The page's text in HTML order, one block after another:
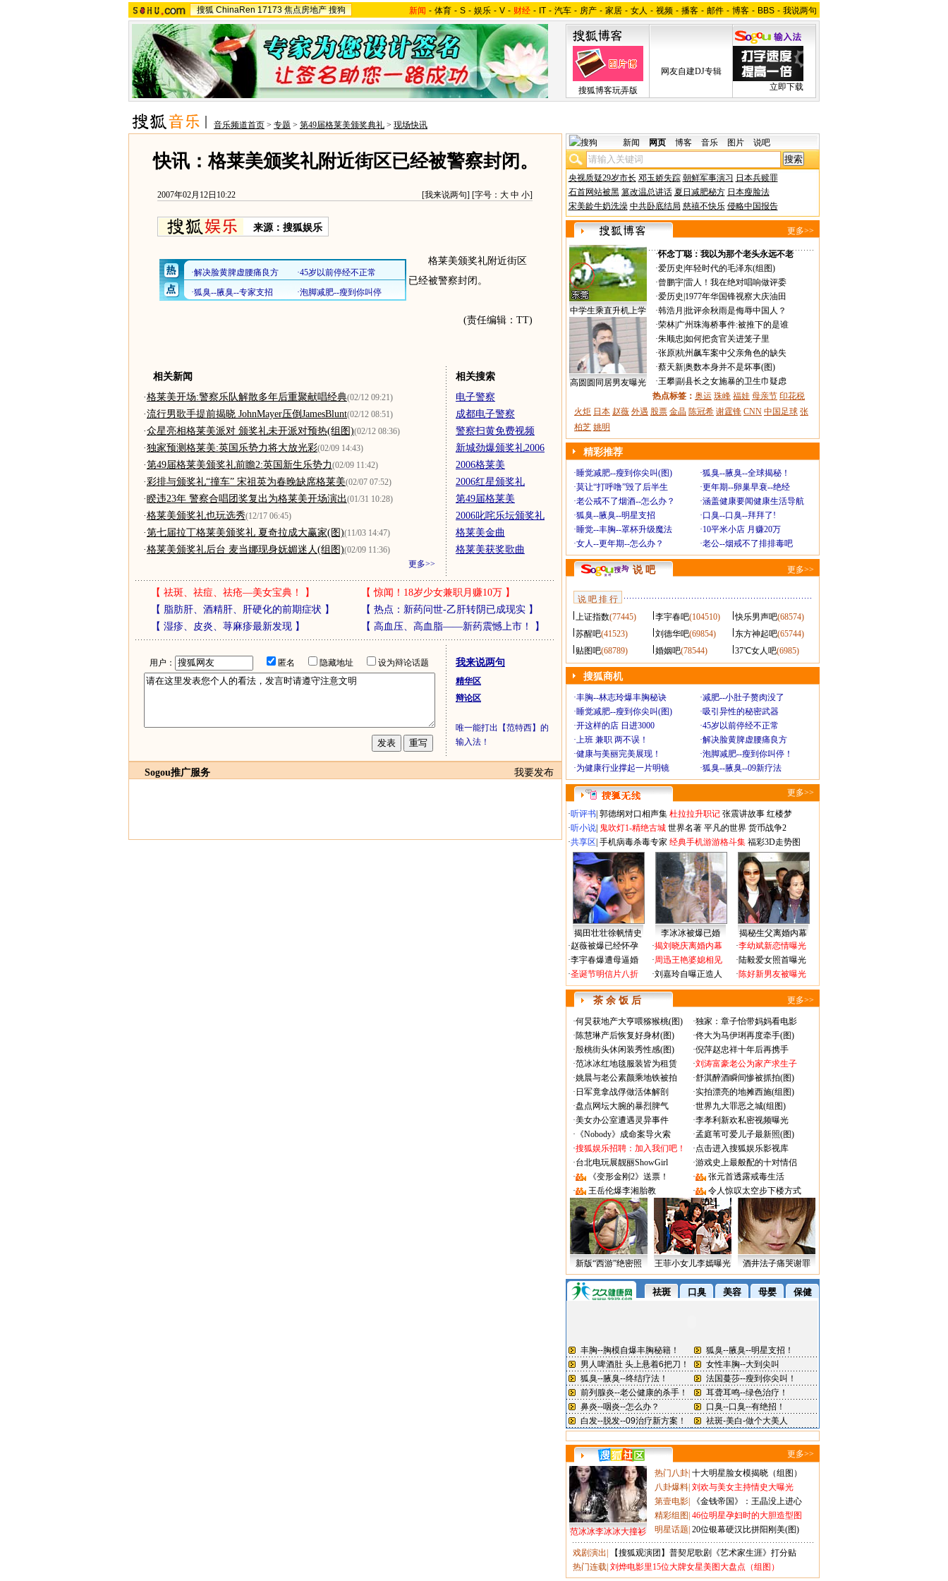
搜狐 ChinaRen 17173 焦点房地产 搜狗 新闻 - 体育 - S - 娱乐 - V - 财经 - IT - 汽车 - 房产 - 家居 - 女人 - 视频 - 播客 - 邮件 - 博客 - BBS - 我说两句
搜狐博客玩弄版
网友自建DJ专辑
立即下载
音乐频道首页 > 专题 > 第49届格莱美颁奖典礼 > 现场快讯
快讯：格莱美颁奖礼附近街区已经被警察封闭。
2007年02月12日10:22 [我来说两句] [字号： 大 中 小]
来源：搜狐娱乐
格莱美颁奖礼附近街区
已经被警察封闭。
(责任编辑：TT)
相关新闻
·格莱美开场:警察乐队解散多年后重聚献唱经典(02/12 09:21)
·流行男歌手提前揭晓 JohnMayer压倒JamesBlunt(02/12 08:51)
·众星亮相格莱美派对 颁奖礼未开派对预热(组图)(02/12 08:36)
·独家预测格莱美:英国乐势力将大放光彩(02/09 14:43)
·第49届格莱美颁奖礼前瞻2:英国新生乐势力(02/09 11:42)
·彩排与颁奖礼“撞车” 宋祖英为春晚缺席格莱美(02/07 07:52)
·睽违23年 警察合唱团奖复出为格莱美开场演出(01/31 10:28)
·格莱美颁奖礼也玩选秀(12/17 06:45)
·第七届拉丁格莱美颁奖礼 夏奇拉成大赢家(图)(11/03 14:47)
·格莱美颁奖礼后台 麦当娜现身妩媚迷人(组图)(02/09 11:36)
更多>>
相关搜索
电子警察
成都电子警察
警察扫黄免费视频
新城劲爆颁奖礼2006
2006格莱美
2006红星颁奖礼
第49届格莱美
2006叱咤乐坛颁奖礼
格莱美金曲
格莱美获奖歌曲
【 祛斑、祛痘、祛疮—美女宝典！ 】 【惊闻！18岁少女兼职月赚10万】
【 脂肪肝、酒精肝、肝硬化的前期症状 】 【 热点：新药问世-乙肝转阴已成现实】
【 湿疹、皮炎、荨麻疹最新发现】 【 高血压、高血脂——新药震憾上市！ 】
用户： 匿名 隐藏地址 设为辩论话题 我来说两句
精华区
辩论区
唯一能打出【范特西】的
输入法！
我要发布
Sogou推广服务
新闻 网页 博客 音乐 图片 说吧
央视质疑29岁市长 邓玉娇失踪 朝鲜军事演习 日本兵赎罪
石首网站被黑 篡改温总讲话 夏日减肥秘方 日本瘦脸法
宋美龄牛奶洗澡 中共卧底结局 慈禧不快乐 侵略中国报告
更多>>
中学生乘直升机上学
高圆圆同居男友曝光
·怀念丁聪：我以为那个老头永远不老
·爱历史 年轻时代的毛泽东(组图)
·曾鹏宇|雷人！我在绝对唱响做评委
·爱历史 1977年华国锋视察大庆油田
·韩浩月 批评余秋雨是侮辱中国人？
·荣林| 广州珠海桥事件:被推下的是谁
·朱顺忠 如何把贪官关进笼子里
·张原|杭州飙车案中父亲角色的缺失
·蔡天新|奥数本身并不是坏事(图)
·王攀|副县长之女施暴的卫生巾疑虑
热点标签： 奥运 珠峰 福娃 母亲节 印花税
火炬 日本 赵薇 外遇 股票 金晶 陈冠希 谢霆锋 CNN 中国足球 张
柏芝 姚明
精彩推荐
·睡觉减肥--瘦到你尖叫(图) ·狐臭--腋臭--全球揭秘！
·莫让“打呼噜”毁了后半生 ·更年期--卵巢早衰--绝经
·老公戒不了烟酒--怎么办？ ·涵盖健康要闻健康生活导航
·狐臭--腋臭--明星支招 ·口臭--口臭--拜拜了!
·睡觉--丰胸--罩杯升级魔法 ·10平米小店 月赚20万
·女人--更年期--怎么办？ ·老公--烟戒不了排排毒吧
说 吧 更多>>
说 吧 排 行
上证指数(77445) 李宇春吧(104510) 快乐男声吧(68574)
苏醒吧(41523) 刘德华吧(69854) 东方神起吧(65744)
贴图吧(68789) 婚姻吧(78544) 37℃女人吧(6985)
搜狐商机
·丰胸--林志玲爆丰胸秘诀 ·减肥--小肚子赘肉没了
·睡觉减肥--瘦到你尖叫(图) ·吸引异性的秘密武器
·开这样的店 日进3000 ·45岁以前停经不正常
·上班 兼职 两不误！ ·解决脸黄脾虚腰痛良方
·健康与美丽完美展现！ ·泡脚减肥--瘦到你叫停！
·为健康行业撑起一片明镜 ·狐臭--腋臭--09新疗法
更多>>
·听评书 郭德纲对口相声集 杜拉拉升职记 张震讲故事 红楼梦
·听小说 鬼吹灯1-精绝古城 世界名著 平凡的世界 货币战争2
·共享区 手机病毒杀毒专家 经典手机游游格斗集 福彩3D走势图
揭田壮壮徐帆情史 李冰冰被爆已婚
揭秘生父离婚内幕
·赵薇被爆已经怀孕
·李宇春爆遭母逼婚
·圣诞节明信片八折
·揭刘晓庆离婚内幕
·周迅王艳婆媳相见
·刘嘉玲自曝正造人
·李幼斌新恋情曝光
·陆毅爱女照首曝光
·陈好新男友被曝光
茶 余 饭 后 更多>>
·何炅获地产大亨喂猕猴桃(图) ·独家：章子怡带妈妈看电影
·陈慧琳产后恢复好身材(图) ·佟大为马伊琍再度牵手(图)
·殷桃街头休闲装秀性感(图) ·倪萍赵忠祥十年后再携手
·范冰冰红地毯服装皆为租赁 ·刘涛富豪老公为家产求生子
·姚晨与老公素颜乘地铁被拍 ·舒淇醉酒瞬间惨被抓拍(图)
· 日军竟拿战俘做活体解剖 ·实拍漂亮的地摊西施(组图)
·盘点网坛大腕的暴烈脾气 ·世界九大罪恶之城(组图)
·美女办公室遭遇灵异事件 ·李孝利新欢私密视频曝光
· 《Nobody》成命案导火索 ·孟庭苇可爱儿子最新照(图)
·搜狐娱乐招聘：加入我们吧！ ·点击进入搜狐娱乐影视库
·台北电玩展靓丽ShowGirl ·游戏史上最般配的十对情侣
·
《变形金刚2》送票！ ·
张元首透露戒毒生活
·
王岳伦爆李湘胎教 · 令人惊叹太空步下楼方式
新版“西游”绝密照 王菲小女儿李嫣曝光 酒井法子痛哭谢罪
更多>>
范冰冰李冰冰大撞衫
热门八卦 十大明星脸女模揭晓（组图）
八卦爆料 刘欢与美女主持情史大曝光
第壹电影
《金钱帝国》：王晶没上进心
精彩组图 46位明星孕妇时的大胆造型图
明星话题 20位银幕硬汉比拼阳刚美(图)
戏剧演出
【搜狐观演团】普契尼歌剧《艺术家生涯》打分贴
热门连载 刘烨电影里15位大牌女星美图大盘点（组图）